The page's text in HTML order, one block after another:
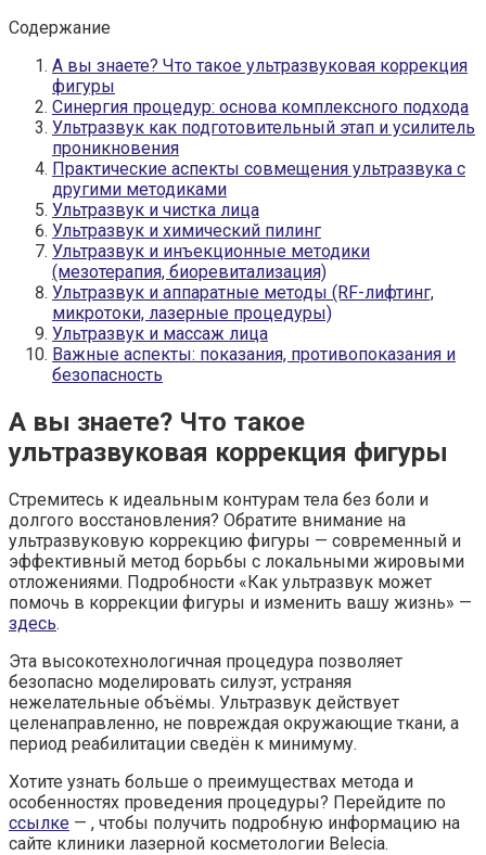
Содержание
А вы знаете? Что такое ультразвуковая коррекция
фигуры
Синергия процедур: основа комплексного подхода
Ультразвук как подготовительный этап и усилитель
проникновения
Практические аспекты совмещения ультразвука с
другими методиками
Ультразвук и чистка лица
Ультразвук и химический пилинг
Ультразвук и инъекционные методики
(мезотерапия, биоревитализация)
Ультразвук и аппаратные методы (RF-лифтинг,
микротоки, лазерные процедуры)
Ультразвук и массаж лица
Важные аспекты: показания, противопоказания и
безопасность
А вы знаете? Что такое
ультразвуковая коррекция фигуры
Стремитесь к идеальным контурам тела без боли и
долгого восстановления? Обратите внимание на
ультразвуковую коррекцию фигуры — современный и
эффективный метод борьбы с локальными жировыми
отложениями. Подробности «Как ультразвук может
помочь в коррекции фигуры и изменить вашу жизнь» —
здесь.
Эта высокотехнологичная процедура позволяет
безопасно моделировать силуэт, устраняя
нежелательные объёмы. Ультразвук действует
целенаправленно, не повреждая окружающие ткани, а
период реабилитации сведён к минимуму.
Хотите узнать больше о преимуществах метода и
особенностях проведения процедуры? Перейдите по
ссылке — , чтобы получить подробную информацию на
сайте клиники лазерной косметологии Belecia.